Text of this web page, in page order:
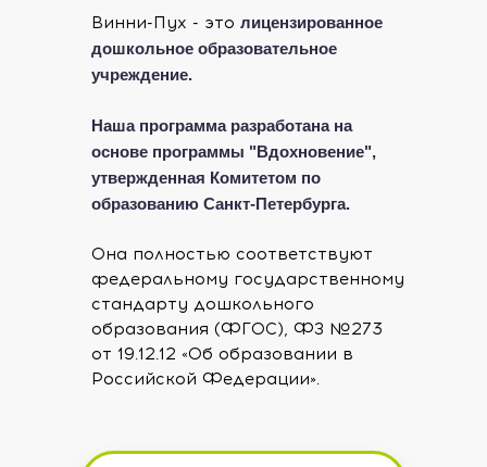
Винни-Пух - это лицензированное
дошкольное образовательное
учреждение.
Наша программа разработана на
основе программы "Вдохновение",
утвержденная Комитетом по
образованию Санкт-Петербурга.
Она полностью соответствуют
федеральному государственному
стандарту дошкольного
образования (ФГОС), ФЗ №273
от 19.12.12 «Об образовании в
Российской Федерации».